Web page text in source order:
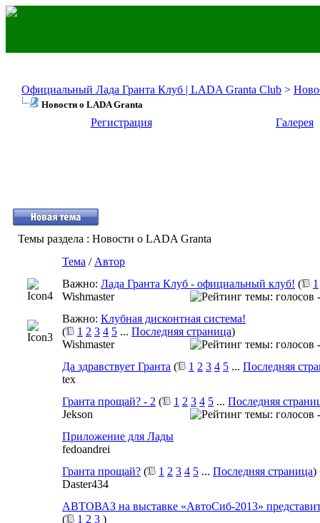
Официальный Лада Гранта Клуб | LADA Granta Club >
Новости о LADA Granta
Регистрация Галерея
Темы раздела : Новости о LADA Granta
Тема / Автор
Важно: Лада Гранта Клуб - официальный клуб! (
1
Wishmaster
Важно: Клубная дисконтная система!
(
1 2 3 4 5 ... Последняя страница)
Wishmaster
Да здравствует Гранта ( 1 2 3 4 5 ... Последняя
tex
Гранта прощай? - 2 ( 1 2 3 4 5 ... Последняя
Jekson
Приложение для Лады
fedoandrei
Гранта прощай? ( 1 2 3 4 5 ... Последняя страница)
Daster434
АВТОВАЗ на выставке «АвтоСиб-2013»
(
1 2 3 )